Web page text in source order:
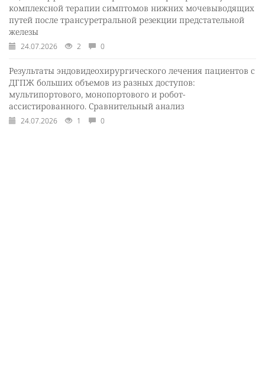
комплексной терапии симптомов нижних мочевыводящих
путей после трансуретральной резекции предстательной
железы
24.07.2026 2 0
Результаты эндовидеохирургического лечения пациентов с
ДГПЖ больших объемов из разных доступов:
мультипортового, монопортового и робот-
ассистированного. Сравнительный анализ
24.07.2026 1 0